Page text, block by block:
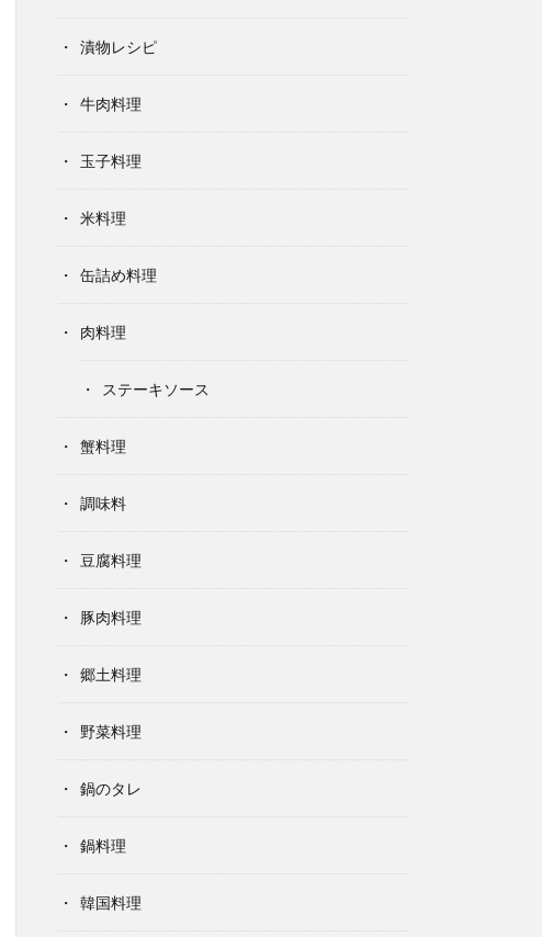
漬物レシピ
牛肉料理
玉子料理
米料理
缶詰め料理
肉料理
ステーキソース
蟹料理
調味料
豆腐料理
豚肉料理
郷土料理
野菜料理
鍋のタレ
鍋料理
韓国料理